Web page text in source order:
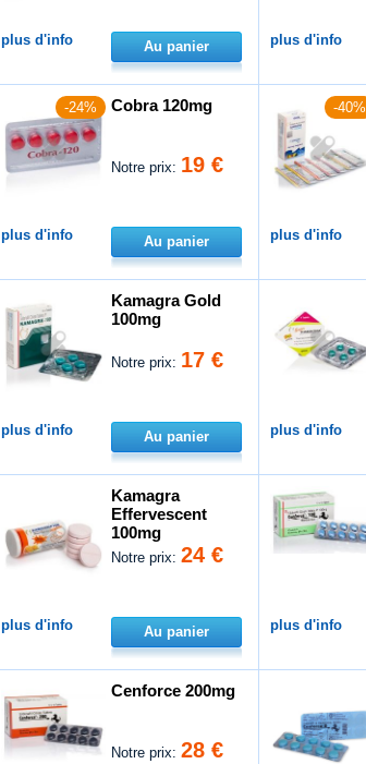
plus d'info Au panier plus d'info
-24% Cobra 120mg
Notre prix: 19 €
plus d'info Au panier
-40%
plus d'info
Kamagra Gold
100mg
Notre prix: 17 €
plus d'info Au panier plus d'info
Kamagra
Effervescent
100mg
Notre prix:24 €
plus d'info Au panier plus d'info
Cenforce 200mg
Notre prix:28 €